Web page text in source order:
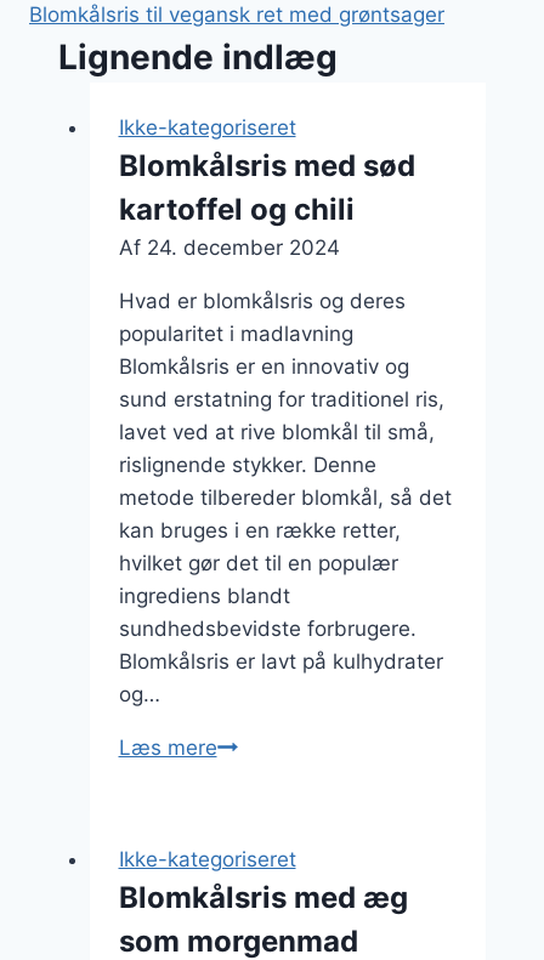
Blomkålsris til vegansk ret med grøntsager
Lignende indlæg
Ikke-kategoriseret
Blomkålsris med sød
kartoffel og chili
Af 24. december 2024
Hvad er blomkålsris og deres
popularitet i madlavning
Blomkålsris er en innovativ og
sund erstatning for traditionel ris,
lavet ved at rive blomkål til små,
rislignende stykker. Denne
metode tilbereder blomkål, så det
kan bruges i en række retter,
hvilket gør det til en populær
ingrediens blandt
sundhedsbevidste forbrugere.
Blomkålsris er lavt på kulhydrater
og…
Læs mereBlomkålsris
og
chili
Ikke-kategoriseret
Blomkålsris med æg
som morgenmad